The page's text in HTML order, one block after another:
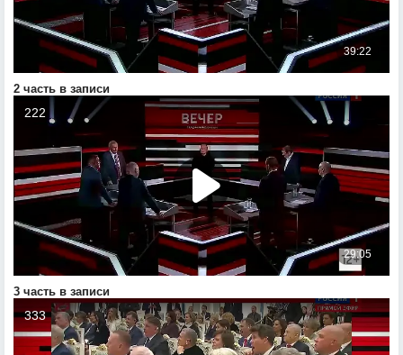
2 часть в записи
3 часть в записи